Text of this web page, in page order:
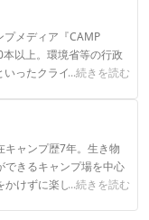
メディア『CAMP
以上。環境省等の行政
ったクライアントとの
...続きを読む
キャンプ歴7年。生き物
できるキャンプ場を中心
かけずに楽しく！」とい
...続きを読む